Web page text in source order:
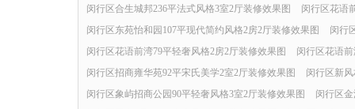
闵行区合生城邦236平法式风格3室2厅装修效果图
闵行区花语
闵行区东苑怡和园107平现代简约风格2房2厅装修效果图
闵行
闵行区花语前湾79平轻奢风格2房2厅装修效果图
闵行区花语
闵行区招商雍华苑92平宋氏美学2室2厅装修效果图
闵行区新
闵行区象屿招商公园90平轻奢风格3室2厅装修效果图
闵行区